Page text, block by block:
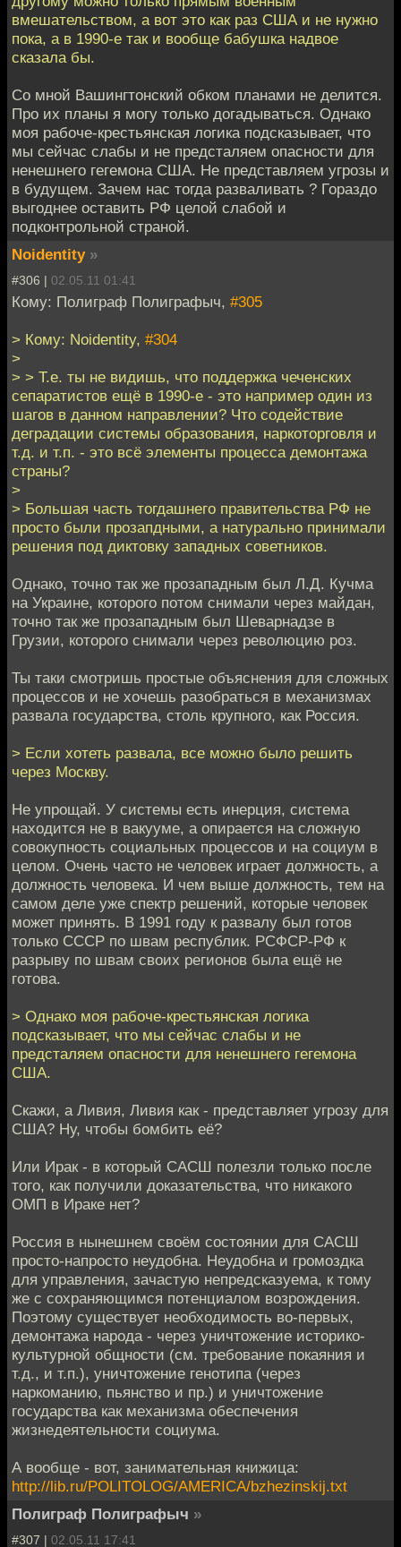
вмешательством, а вот это как раз США и не нужно
пока, а в 1990-е так и вообще бабушка надвое
сказала бы.
Со мной Вашингтонский обком планами не делится.
Про их планы я могу только догадываться. Однако
моя рабоче-крестьянская логика подсказывает, что
мы сейчас слабы и не предсталяем опасности для
ненешнего гегемона США. Не представляем угрозы и
в будущем. Зачем нас тогда разваливать ? Гораздо
выгоднее оставить РФ целой слабой и
подконтрольной страной.
Noidentity »
#306 | 02.05.11 01:41
Кому: Полиграф Полиграфыч, #305
> Кому: Noidentity, #304
>
> > Т.е. ты не видишь, что поддержка чеченских
сепаратистов ещё в 1990-е - это например один из
шагов в данном направлении? Что содействие
деградации системы образования, наркоторговля и
т.д. и т.п. - это всё элементы процесса демонтажа
страны?
>
> Большая часть тогдашнего правительства РФ не
просто были прозапдными, а натурально принимали
решения под диктовку западных советников.
Однако, точно так же прозападным был Л.Д. Кучма
на Украине, которого потом снимали через майдан,
точно так же прозападным был Шеварнадзе в
Грузии, которого снимали через революцию роз.
Ты таки смотришь простые объяснения для сложных
процессов и не хочешь разобраться в механизмах
развала государства, столь крупного, как Россия.
> Если хотеть развала, все можно было решить
через Москву.
Не упрощай. У системы есть инерция, система
находится не в вакууме, а опирается на сложную
совокупность социальных процессов и на социум в
целом. Очень часто не человек играет должность, а
должность человека. И чем выше должность, тем на
самом деле уже спектр решений, которые человек
может принять. В 1991 году к развалу был готов
только СССР по швам республик. РСФСР-РФ к
разрыву по швам своих регионов была ещё не
готова.
> Однако моя рабоче-крестьянская логика
подсказывает, что мы сейчас слабы и не
предсталяем опасности для ненешнего гегемона
США.
Скажи, а Ливия, Ливия как - представляет угрозу для
США? Ну, чтобы бомбить её?
Или Ирак - в который САСШ полезли только после
того, как получили доказательства, что никакого
ОМП в Ираке нет?
Россия в нынешнем своём состоянии для САСШ
просто-напросто неудобна. Неудобна и громоздка
для управления, зачастую непредсказуема, к тому
же с сохраняющимся потенциалом возрождения.
Поэтому существует необходимость во-первых,
демонтажа народа - через уничтожение историко-
культурной общности (см. требование покаяния и
т.д., и т.п.), уничтожение генотипа (через
наркоманию, пьянство и пр.) и уничтожение
государства как механизма обеспечения
жизнедеятельности социума.
А вообще - вот, занимательная книжица:
http://lib.ru/POLITOLOG/AMERICA/bzhezinskij.txt
Полиграф Полиграфыч »
#307 | 02.05.11 17:41